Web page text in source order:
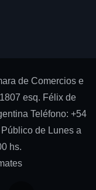
de Comercios e
esq. Félix de
Teléfono: +54
de Lunes a
hs.